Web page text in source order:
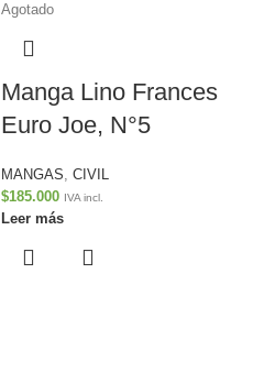
Agotado
Manga Lino Frances
Euro Joe, N°5
MANGAS, CIVIL
$185.000 IVA incl.
Leer más